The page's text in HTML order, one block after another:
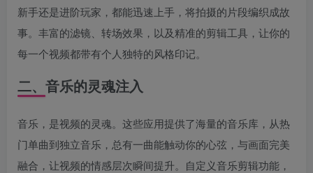
新手还是进阶玩家，都能迅速上手，将拍摄的片段编织成故
事。丰富的滤镜、转场效果，以及精准的剪辑工具，让你的
每一个视频都带有个人独特的风格印记。
二、音乐的灵魂注入
音乐，是视频的灵魂。这些应用提供了海量的音乐库，从热
门单曲到独立音乐，总有一曲能触动你的心弦，与画面完美
融合，让视频的情感层次瞬间提升。自定义音乐剪辑功能，